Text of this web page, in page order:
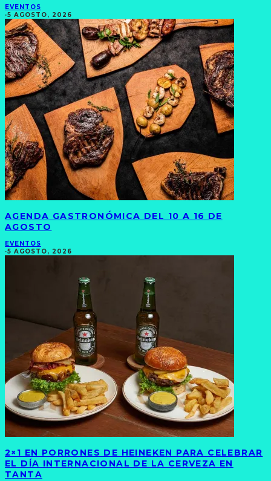
EVENTOS
·5 AGOSTO, 2026
AGENDA GASTRONÓMICA DEL 10 A 16 DE
AGOSTO
EVENTOS
·5 AGOSTO, 2026
2×1 EN PORRONES DE HEINEKEN PARA CELEBRAR
EL DÍA INTERNACIONAL DE LA CERVEZA EN
TANTA